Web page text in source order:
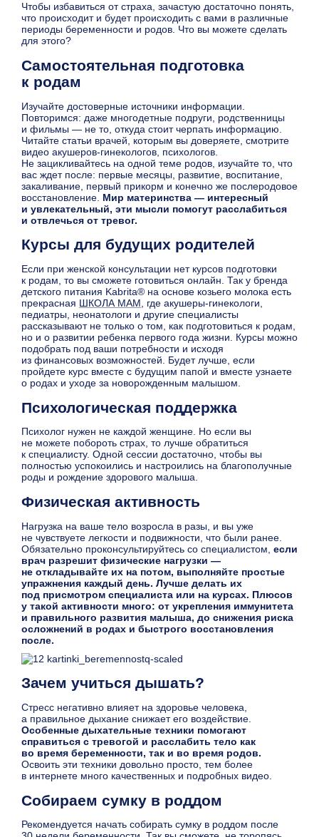
Чтобы избавиться от страха, зачастую достаточно понять,
что происходит и будет происходить с вами в различные
периоды беременности и родов. Что вы можете сделать
для этого?
Самостоятельная подготовка
к родам
Изучайте достоверные источники информации.
Повторимся: даже многодетные подруги, родственницы
и фильмы — не то, откуда стоит черпать информацию.
Читайте статьи врачей, которым вы доверяете, смотрите
видео акушеров-гинекологов, психологов.
Не зацикливайтесь на одной теме родов, изучайте то, что
вас ждет после: первые месяцы, развитие, воспитание,
закаливание, первый прикорм и конечно же послеродовое
восстановление. Мир материнства — интересный
и увлекательный, эти мысли помогут расслабиться
и отвлечься от тревог.
Курсы для будущих родителей
Если при женской консультации нет курсов подготовки
к родам, то вы сможете готовиться онлайн. Так у бренда
детского питания Kabrita® на основе козьего молока есть
прекрасная ШКОЛА МАМ , где акушеры-гинекологи,
педиатры, неонатологи и другие специалисты
рассказывают не только о том, как подготовиться к родам,
но и о развитии ребенка первого года жизни. Курсы можно
подобрать под ваши потребности и исходя
из финансовых возможностей. Будет лучше, если
пройдете курс вместе с будущим папой и вместе узнаете
о родах и уходе за новорожденным малышом.
Психологическая поддержка
Психолог нужен не каждой женщине. Но если вы
не можете побороть страх, то лучше обратиться
к специалисту. Одной сессии достаточно, чтобы вы
полностью успокоились и настроились на благополучные
роды и рождение здорового малыша.
Физическая активность
Нагрузка на ваше тело возросла в разы, и вы уже
не чувствуете легкости и подвижности, что были ранее.
Обязательно проконсультируйтесь со специалистом, если
врач разрешит физические нагрузки —
не откладывайте их на потом, выполняйте простые
упражнения каждый день. Лучше делать их
под присмотром специалиста или на курсах. Плюсов
у такой активности много: от укрепления иммунитета
и правильного развития малыша, до снижения риска
осложнений в родах и быстрого восстановления
после.
Зачем учиться дышать?
Стресс негативно влияет на здоровье человека,
а правильное дыхание снижает его воздействие.
Особенные дыхательные техники помогают
справиться с тревогой и расслабить тело как
во время беременности, так и во время родов.
Освоить эти техники довольно просто, тем более
в интернете много качественных и подробных видео.
Собираем сумку в роддом
Рекомендуется начать собирать сумку в роддом после